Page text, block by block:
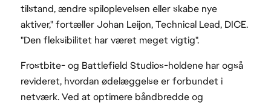
tilstand, ændre spiloplevelsen eller skabe nye
aktiver," fortæller Johan Leijon, Technical Lead, DICE.
"Den fleksibilitet har været meget vigtig".
Frostbite- og Battlefield Studios-holdene har også
revideret, hvordan ødelæggelse er forbundet i
netværk. Ved at optimere båndbredde og